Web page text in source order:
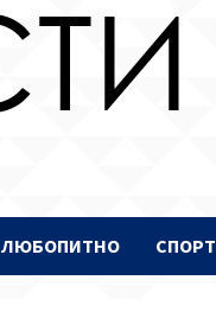
ЛЮБОПИТНО СПОРТ